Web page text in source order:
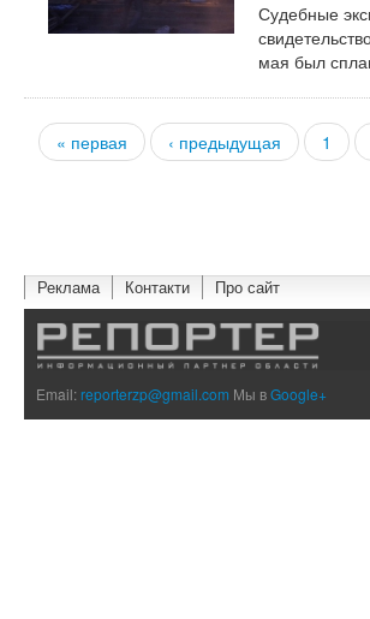
Судебные
мая был
Страницы
« первая ‹ предыдущая 1
Реклама Контакти Про сайт
Email:reporterzp@gmail.com Мы вGoogle+